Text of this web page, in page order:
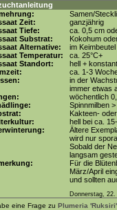
Samen/
Zeit:
ganzjährig
Tiefe:
ca. 0,5 cm
Substrat:
Kokohum
Alternative:
im
Temperatur:
ca. 25°C+
Standort:
hell +
ca. 1-3
in der
immer etwas
wöchentlich
Spinnmilben
Kakteen-
hell bei ca.
Ältere
wird nur
Sobald der
langsam
Für die
März/April
und sollten
Donnerstag,
eine Frage zu Plumeria 'Ruksiri'